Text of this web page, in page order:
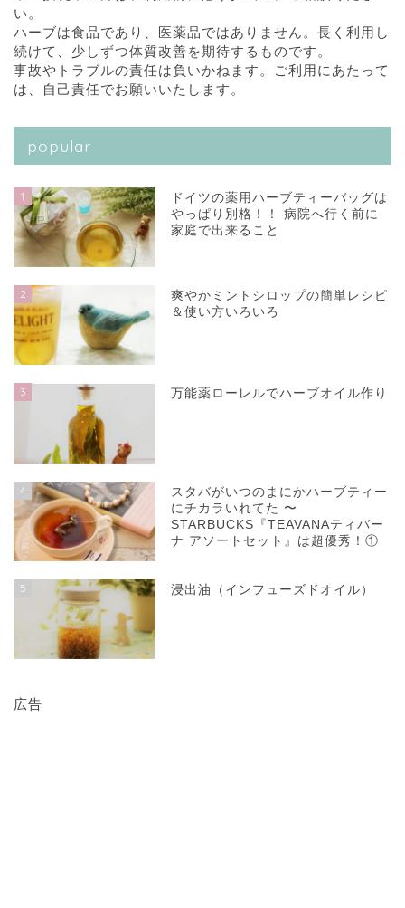
い。
ハーブは食品であり、医薬品ではありません。長く利用し
続けて、少しずつ体質改善を期待するものです。
事故やトラブルの責任は負いかねます。ご利用にあたって
は、自己責任でお願いいたします。
popular
1
ドイツの薬用ハーブティーバッグは
やっぱり別格！！ 病院へ行く前に
家庭で出来ること
2
爽やかミントシロップの簡単レシピ
＆使い方いろいろ
3 万能薬ローレルでハーブオイル作り
4
スタバがいつのまにかハーブティー
にチカラいれてた 〜
STARBUCKS『TEAVANAティバー
ナ アソートセット』は超優秀！①
5 浸出油（インフューズドオイル）
広告